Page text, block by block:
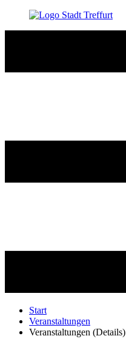
Start
Veranstaltungen
Veranstaltungen (Details)